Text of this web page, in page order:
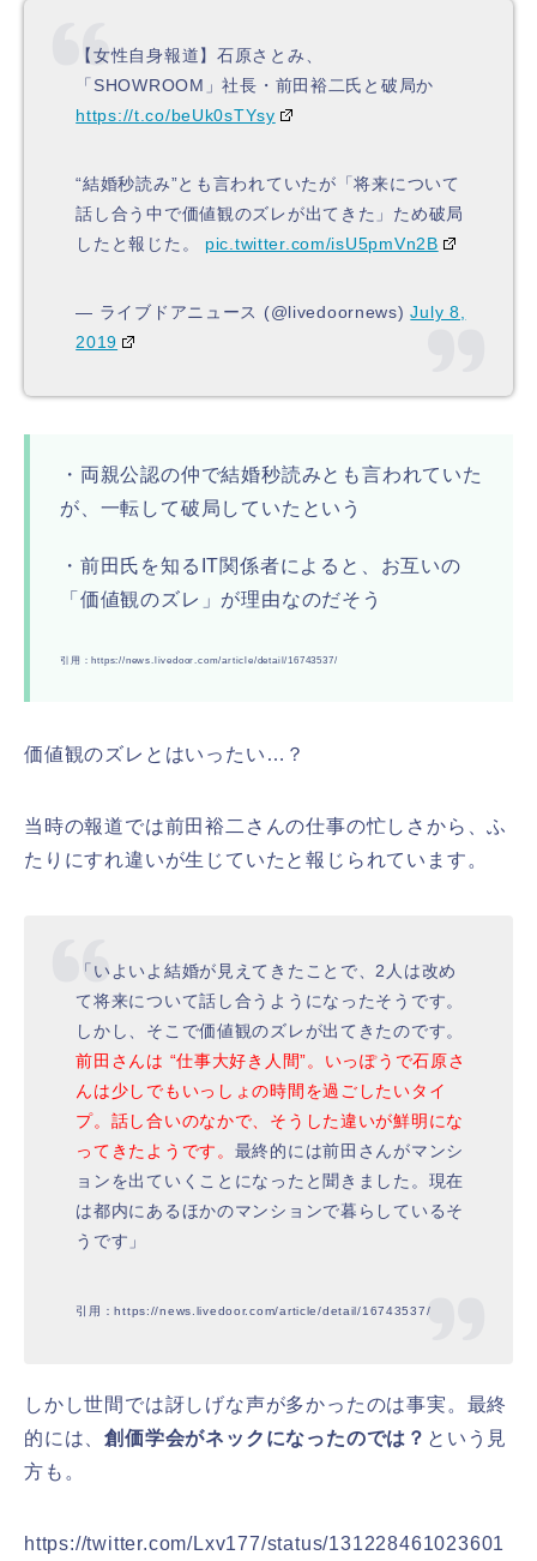
【女性自身報道】石原さとみ、
「SHOWROOM」社長・前田裕二氏と破局か
https://t.co/beUk0sTYsy
“結婚秒読み”とも言われていたが「将来について
話し合う中で価値観のズレが出てきた」ため破局
したと報じた。 pic.twitter.com/isU5pmVn2B
— ライブドアニュース (@livedoornews)July 8,
2019
・両親公認の仲で結婚秒読みとも言われていた
が、一転して破局していたという
・前田氏を知るIT関係者によると、お互いの
「価値観のズレ」が理由なのだそう
引用：https://news.livedoor.com/article/detail/16743537/
価値観のズレとはいったい…？
当時の報道では前田裕二さんの仕事の忙しさから、ふ
たりにすれ違いが生じていたと報じられています。
「いよいよ結婚が見えてきたことで、2人は改め
て将来について話し合うようになったそうです。
しかし、そこで価値観のズレが出てきたのです。
前田さんは “仕事大好き人間”。いっぽうで石原さ
んは少しでもいっしょの時間を過ごしたいタイ
プ。話し合いのなかで、そうした違いが鮮明にな
ってきたようです。 最終的には前田さんがマンシ
ョンを出ていくことになったと聞きました。現在
は都内にあるほかのマンションで暮らしているそ
うです」
引用：https://news.livedoor.com/article/detail/16743537/
しかし世間では訝しげな声が多かったのは事実。最終
的には、創価学会がネックになったのでは？ という見
方も。
https://twitter.com/Lxv177/status/131228461023601